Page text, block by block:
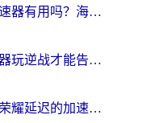
在国外玩塔瑞斯世界加速器有用吗？海外玩家亲测后的真实答案
身在海外，用什么加速器玩逆战才能告别延迟？
海外党必看：解决王者荣耀延迟的加速器终极指南——从EVE到猫和老鼠，一个工具全搞定